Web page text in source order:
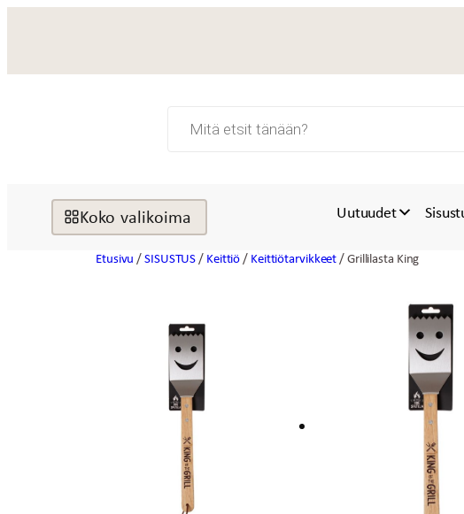
search
Koko valikoima Uutuudet
Etusivu /SISUSTUS/ Keittiö/ Keittiötarvikkeet/ Grillilasta King